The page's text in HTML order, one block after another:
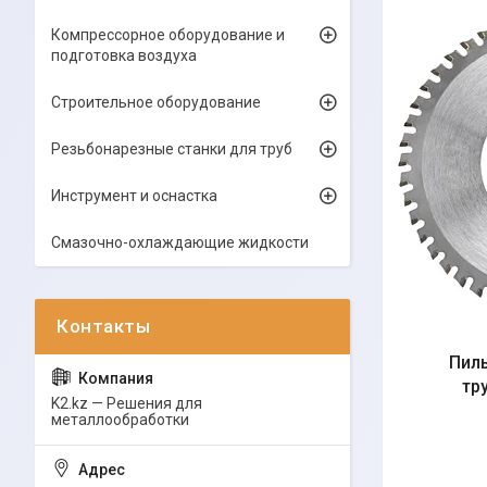
Компрессорное оборудование и
подготовка воздуха
Строительное оборудование
Резьбонарезные станки для труб
Инструмент и оснастка
Смазочно-охлаждающие жидкости
K2.kz — Решения для
металлообработки